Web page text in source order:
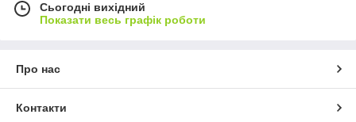
Сьогодні вихідний
Показати весь графік роботи
Про нас
Контакти